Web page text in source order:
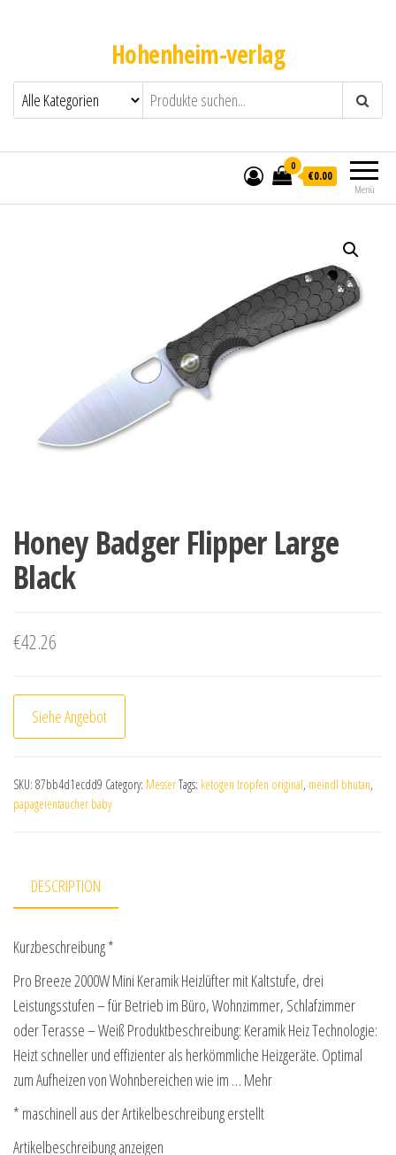
Hohenheim-verlag
Menü
0
€0.00
Honey Badger Flipper Large
Black
€42.26
Siehe Angebot
SKU: 87bb4d1ecdd9 Category: MesserTags: ketogen tropfen original, meindl bhutan,
papageientaucher baby
DESCRIPTION
Kurzbeschreibung *
Pro Breeze 2000W Mini Keramik Heizlüfter mit Kaltstufe, drei
Leistungsstufen – für Betrieb im Büro, Wohnzimmer, Schlafzimmer
oder Terasse – Weiß Produktbeschreibung: Keramik Heiz Technologie:
Heizt schneller und effizienter als herkömmliche Heizgeräte. Optimal
zum Aufheizen von Wohnbereichen wie im … Mehr
* maschinell aus der Artikelbeschreibung erstellt
Artikelbeschreibung anzeigen